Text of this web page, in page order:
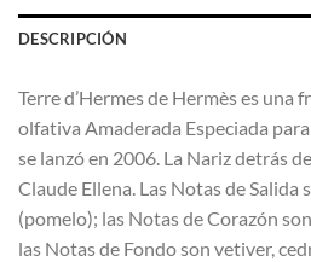
DESCRIPCIÓN
Terre d’Hermes de Hermès es una
olfativa Amaderada Especiada
se lanzó en 2006. La Nariz detrás
Claude Ellena. Las Notas de Salida
(pomelo); las Notas de Corazón
las Notas de Fondo son vetiver,